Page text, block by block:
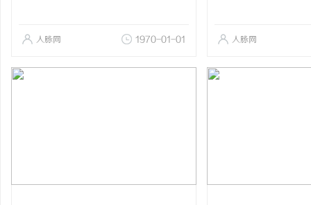
人脉网 1970-01-01 人脉网